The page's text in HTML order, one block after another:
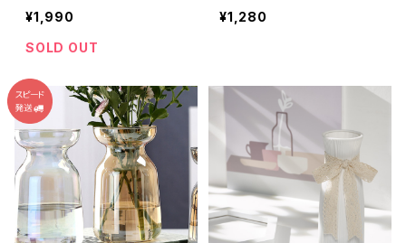
ンク CDST003
¥1,990
SOLD OUT
ー MSKC
¥1,280